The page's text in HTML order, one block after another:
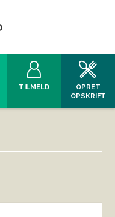
TILMELD
OPRET
OPSKRIFT